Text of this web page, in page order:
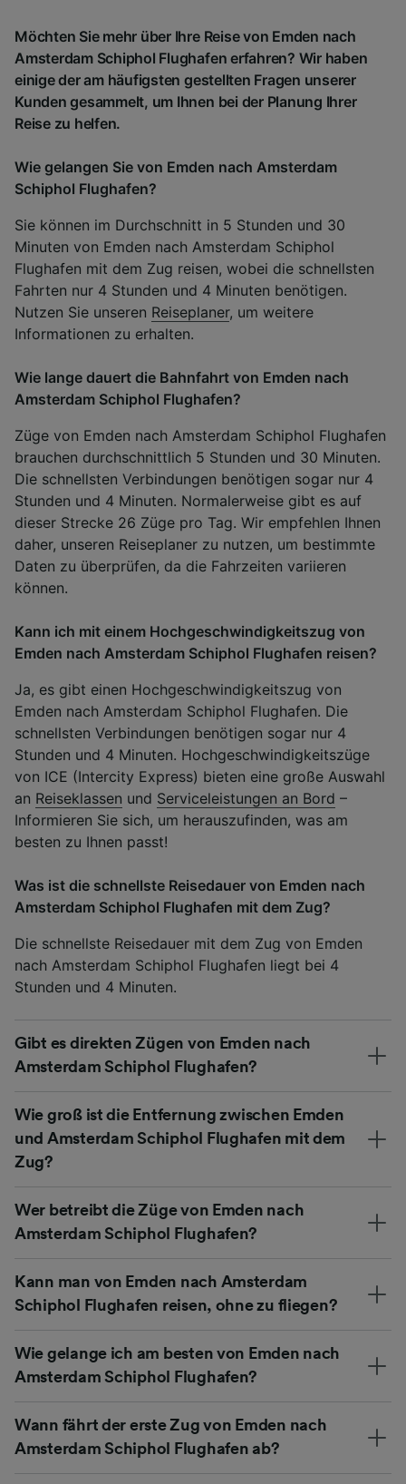
Möchten Sie mehr über Ihre Reise von Emden nach
Amsterdam Schiphol Flughafen erfahren? Wir haben
einige der am häufigsten gestellten Fragen unserer
Kunden gesammelt, um Ihnen bei der Planung Ihrer
Reise zu helfen.
Wie gelangen Sie von Emden nach Amsterdam
Schiphol Flughafen?
Sie können im Durchschnitt in 5 Stunden und 30
Minuten von Emden nach Amsterdam Schiphol
Flughafen mit dem Zug reisen, wobei die schnellsten
Fahrten nur 4 Stunden und 4 Minuten benötigen.
Nutzen Sie unseren Reiseplaner, um weitere
Informationen zu erhalten.
Wie lange dauert die Bahnfahrt von Emden nach
Amsterdam Schiphol Flughafen?
Züge von Emden nach Amsterdam Schiphol Flughafen
brauchen durchschnittlich 5 Stunden und 30 Minuten.
Die schnellsten Verbindungen benötigen sogar nur 4
Stunden und 4 Minuten. Normalerweise gibt es auf
dieser Strecke 26 Züge pro Tag. Wir empfehlen Ihnen
daher, unseren Reiseplaner zu nutzen, um bestimmte
Daten zu überprüfen, da die Fahrzeiten variieren
können.
Kann ich mit einem Hochgeschwindigkeitszug von
Emden nach Amsterdam Schiphol Flughafen reisen?
Ja, es gibt einen Hochgeschwindigkeitszug von
Emden nach Amsterdam Schiphol Flughafen. Die
schnellsten Verbindungen benötigen sogar nur 4
Stunden und 4 Minuten. Hochgeschwindigkeitszüge
von ICE (Intercity Express) bieten eine große Auswahl
an Reiseklassen und Serviceleistungen an Bord –
Informieren Sie sich, um herauszufinden, was am
besten zu Ihnen passt!
Was ist die schnellste Reisedauer von Emden nach
Amsterdam Schiphol Flughafen mit dem Zug?
Die schnellste Reisedauer mit dem Zug von Emden
nach Amsterdam Schiphol Flughafen liegt bei 4
Stunden und 4 Minuten.
Gibt es direkten Zügen von Emden nach
Amsterdam Schiphol Flughafen?
Wie groß ist die Entfernung zwischen Emden
und Amsterdam Schiphol Flughafen mit dem
Zug?
Wer betreibt die Züge von Emden nach
Amsterdam Schiphol Flughafen?
Kann man von Emden nach Amsterdam
Schiphol Flughafen reisen, ohne zu fliegen?
Wie gelange ich am besten von Emden nach
Amsterdam Schiphol Flughafen?
Wann fährt der erste Zug von Emden nach
Amsterdam Schiphol Flughafen ab?